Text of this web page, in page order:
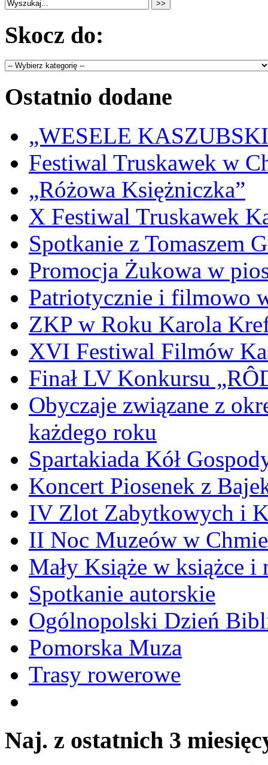
Skocz do:
Ostatnio dodane
„WESELE
Festiwal Truskawek w
„Różowa Księżniczka”
X Festiwal Truskawek
Spotkanie z Tomaszem
Promocja Żukowa w
Patriotycznie i filmowo
ZKP w Roku Karola
XVI Festiwal Filmów
Finał LV Konkursu
Obyczaje związane z
każdego roku
Spartakiada Kół
Koncert Piosenek z
IV Zlot Zabytkowych i
II Noc Muzeów w
Mały Książe w książce i
Spotkanie autorskie
Ogólnopolski Dzień
Pomorska Muza
Trasy rowerowe
Naj. z ostatnich 3